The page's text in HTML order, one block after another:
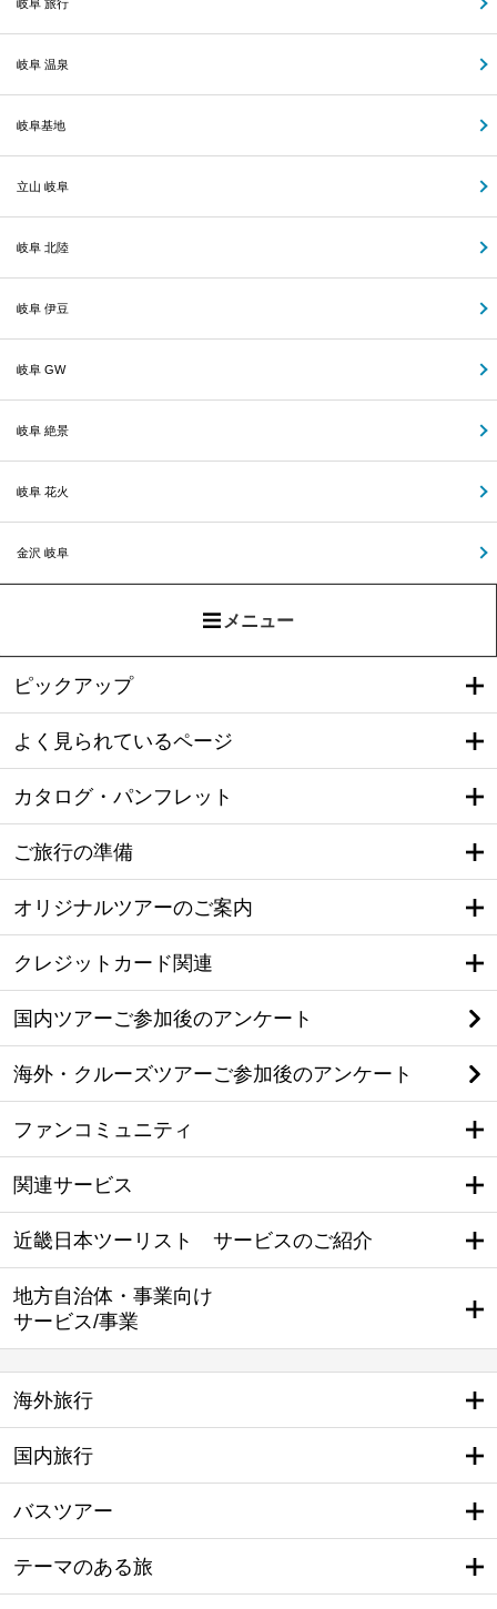
岐阜 旅行
岐阜 温泉
岐阜基地
立山 岐阜
岐阜 北陸
岐阜 伊豆
岐阜 GW
岐阜 絶景
岐阜 花火
金沢 岐阜
メニュー
ピックアップ
よく見られているページ
カタログ・パンフレット
ご旅行の準備
オリジナルツアーのご案内
クレジットカード関連
国内ツアーご参加後のアンケート
海外・クルーズツアーご参加後のアンケート
ファンコミュニティ
関連サービス
近畿日本ツーリスト サービスのご紹介
地方自治体・事業向け
サービス/事業
海外旅行
国内旅行
バスツアー
テーマのある旅